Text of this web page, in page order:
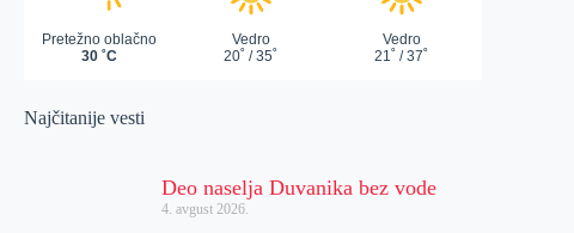
Najčitanije vesti
Deo naselja Duvanika bez vode
4. avgust 2026.